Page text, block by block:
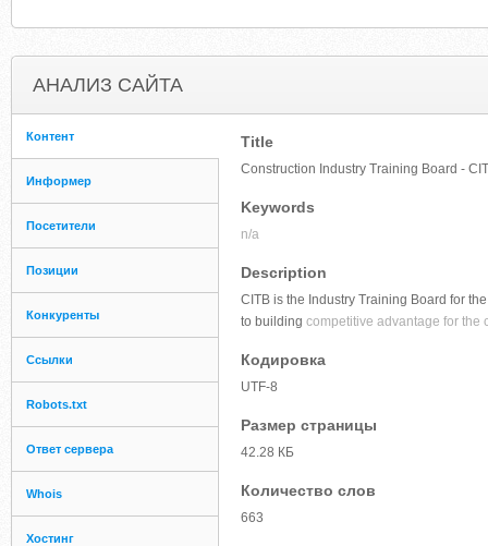
АНАЛИЗ САЙТА
Контент
Информер
Посетители
Позиции
Конкуренты
Ссылки
Robots.txt
Ответ сервера
Whois
Хостинг
Title
Construction Industry Training Board -
Keywords
n/a
Description
CITB is the Industry Training Board for
to building competitive advantage for the
Кодировка
UTF-8
Размер страницы
42.28 КБ
Количество слов
663